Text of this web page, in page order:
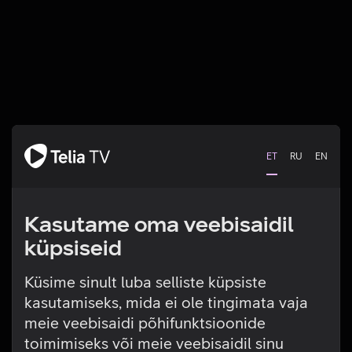
ET RU EN
Kasutame oma veebisaidil
küpsiseid
Küsime sinult luba selliste küpsiste
kasutamiseks, mida ei ole tingimata vaja
meie veebisaidi põhifunktsioonide
toimimiseks või meie veebisaidil sinu
Tehniline viga